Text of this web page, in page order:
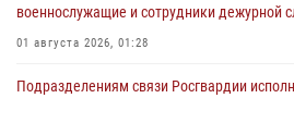
военнослужащие и сотрудники дежурной
01 августа 2026, 01:28
Подразделениям связи Росгвардии